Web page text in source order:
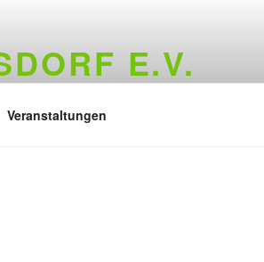
E.V.
Veranstaltungen